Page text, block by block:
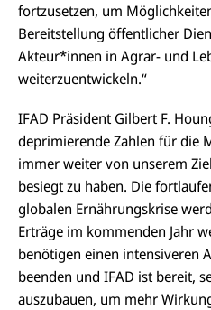
fortzusetzen, um
Bereitstellung öffentlicher
Akteur*innen in Agrar- und
weiterzuentwickeln.“
IFAD Präsident Gilbert F.
deprimierende Zahlen für die
immer weiter von unserem
besiegt zu haben. Die
globalen Ernährungskrise
Erträge im kommenden Jahr
benötigen einen intensiveren
beenden und IFAD ist bereit,
auszubauen, um mehr